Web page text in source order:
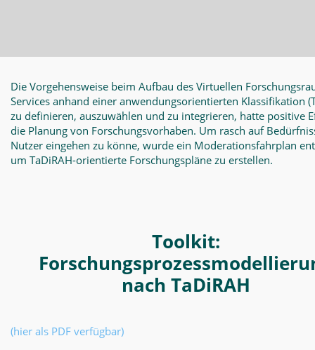
Die Vorgehensweise beim Aufbau des Virtuellen
Services anhand einer anwendungsorientierten Klassifikation
zu definieren, auszuwählen und zu integrieren, hatte positive
die Planung von Forschungsvorhaben. Um rasch auf
Nutzer eingehen zu könne, wurde ein Moderationsfahrplan
um TaDiRAH-orientierte Forschungspläne zu erstellen.
Toolkit:
nach TaDiRAH
(hier als PDF verfügbar)